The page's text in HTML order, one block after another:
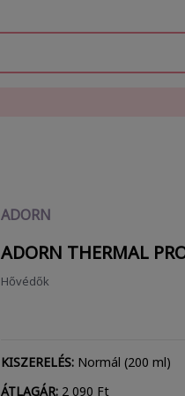
ADORN
ADORN THERMAL
Hővédők
KISZERELÉS: Normál (200 ml)
ÁTLAGÁR: 2 090 Ft